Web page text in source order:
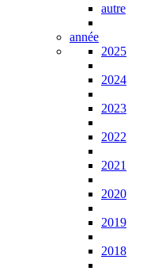
autre
année
2025
2024
2023
2022
2021
2020
2019
2018